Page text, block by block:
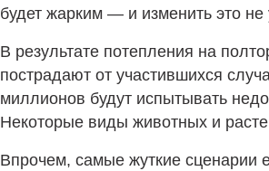
будет жарким — и изменить это не
В результате потепления на
пострадают от участившихся
миллионов будут испытывать
Некоторые виды животных и
Впрочем, самые жуткие сценарии